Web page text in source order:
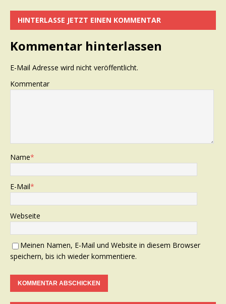
HINTERLASSE JETZT EINEN KOMMENTAR
Kommentar hinterlassen
E-Mail Adresse wird nicht veröffentlicht.
Kommentar
Name*
E-Mail*
Webseite
Meinen Namen, E-Mail und Website in diesem Browser
speichern, bis ich wieder kommentiere.